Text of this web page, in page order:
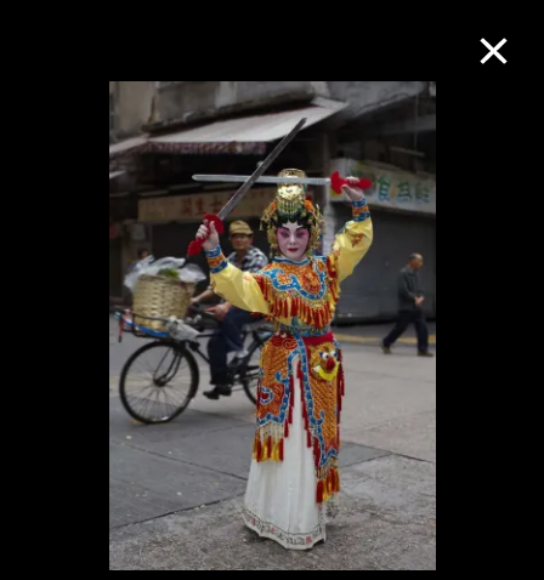
M+藏品
進一步篩選
關於M+藏品
探索世界頂級的二十及二十一世紀視覺
文化藏品。